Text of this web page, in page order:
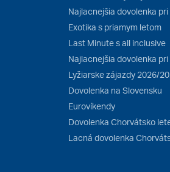
Najlacnejšia dovolenka
Exotika s priamym letom
Last Minute s all inclusive
Najlacnejšia dovolenka
Lyžiarske zájazdy 2026/
Dovolenka na Slovensku
Eurovíkendy
Dovolenka Chorvátsko
Lacná dovolenka